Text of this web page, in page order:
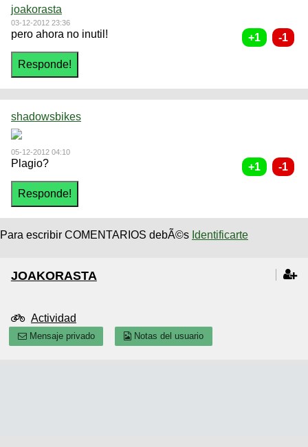
joakorasta
03-12-2012 23:36
pero ahora no inutil!
shadowsbikes
05-12-2012 04:10
Plagio?
Para escribir COMENTARIOS debÃ©s Identificarte
JOAKORASTA
Actividad
Mensaje privado Notas del usuario